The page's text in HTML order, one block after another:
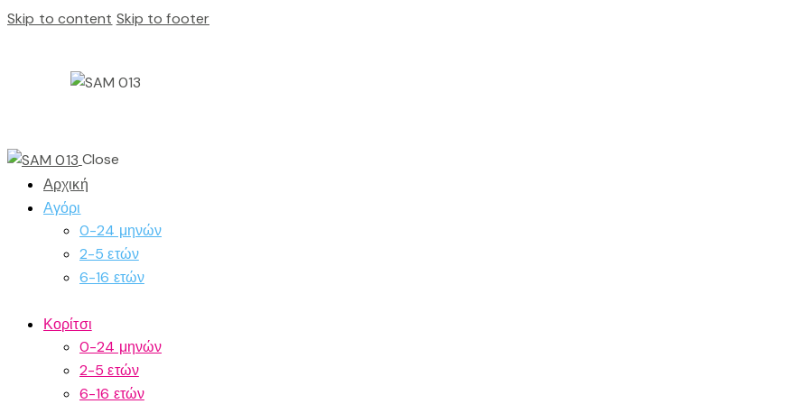
Skip to content Skip to footer
Close
Αρχική
Αγόρι
0-24 μηνών
2-5 ετών
6-16 ετών
Κορίτσι
0-24 μηνών
2-5 ετών
6-16 ετών